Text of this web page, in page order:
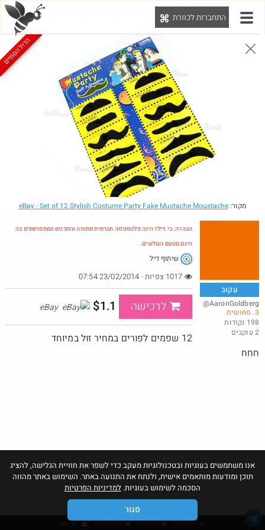
התחברות לכוורת
הבהרה: בי.דילז הינה פלטפורמה חברתית פתוחה והתכנים המתפרסמים בה הינם מטעם הגולשים.
הדילים המעודכנים הדילים החמים
עדכונים מהרשת חדש בכוורת
באושר עד , מסך מחשב JVC (וזו כמובן מדבקה) 24 אינטש.
₪149.0
@bobsacamano
· 16· 548
אנו משתמשים בעוגיות ובטכנולוגיות מעקב כדי לשפר את חוויית הגלישה, להציג
תוכן ומודעות מותאמים אישית, ולנתח את התנועה באתר. השימוש באתר מהווה
הסכמה לשימוש בעוגיות. למדיניות הפרטיות
סגור
הדיל הסתיים
מקור: eBay- Set of 12 Stylish Costume Party Fake Mustache Moustache
עקוב
@AaronGoldberg
3. מחושית
198 נקודות
2 עוקבים
הבהרה: בי.דילז הינה פלטפורמה חברתית פתוחה והתכנים המתפרסמים בה
הינם מטעם הגולשים.
שיתוף דיל
לרכישה $1.1
eBay
12 שפמים לפורים במחיר זול במיוחד
חחח